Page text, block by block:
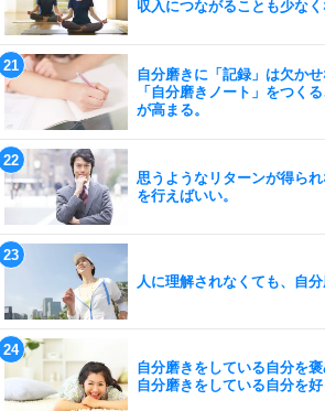
収入につながることも少なく
自分磨きに「記録」は欠かせ
「自分磨きノート」をつく
が高まる。
思うようなリターンが得ら
を行えばいい。
人に理解されなくても、自分
自分磨きをしている自分を褒
自分磨きをしている自分を好